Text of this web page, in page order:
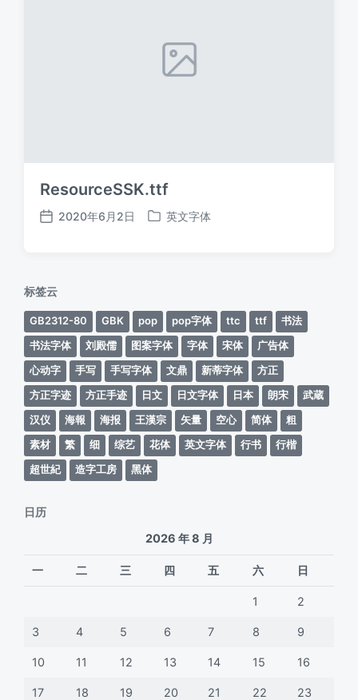
ResourceSSK.ttf
发
2020年6月2日
发
英文字体
标签云
GB2312-80 GBK pop pop字体 ttc ttf
书法
书法字体
刘殿儒 图案字体 字体 宋体
广告体
心动字
手写 手写字体 文鼎 新蒂字体
方正
方正字迹
方正手迹 日文 日文字体 日本 朗宋
武蔵
汉仪
海報 海报 王漢宗 矢量 空心 简体
粗
素材
繁 细 综艺 花体 英文字体 行书
行楷
超世紀
造字工房 黑体
日历
2026 年 8 月
一 二 三 四 五 六 日
1 2
3 4 5 6 7 8 9
10 11 12 13 14 15 16
17 18 19 20 21 22 23